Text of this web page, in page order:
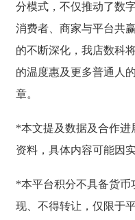
分模式，不仅推动了数
消费者、商家与平台共
的不断深化，我店数科
的温度惠及更多普通人
章。
*本文提及数据及合作
资料，具体内容可能因
*本平台积分不具备货币
现、不得转让，仅限于